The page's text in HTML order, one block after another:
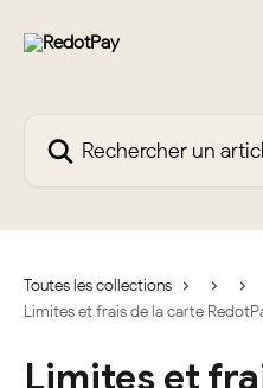
Toutes les collections
Limites et frais de la carte
Limites et